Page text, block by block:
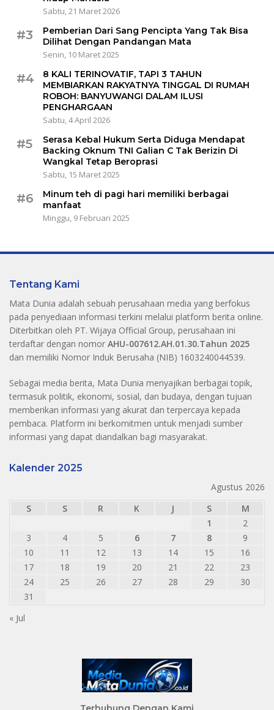
Sabtu, 21 Maret 2026
#3
Pemberian Dari Sang Pencipta Yang Tak Bisa
Dilihat Dengan Pandangan Mata
Senin, 10 Maret 2025
#4
8 KALI TERINOVATIF, TAPI 3 TAHUN
MEMBIARKAN RAKYATNYA TINGGAL DI RUMAH
ROBOH: BANYUWANGI DALAM ILUSI
PENGHARGAAN
Sabtu, 4 April 2026
#5
Serasa Kebal Hukum Serta Diduga Mendapat
Backing Oknum TNI Galian C Tak Berizin Di
Wangkal Tetap Beroprasi
Sabtu, 15 Maret 2025
#6
Minum teh di pagi hari memiliki berbagai
manfaat
Minggu, 9 Februari 2025
Tentang Kami
Mata Dunia adalah sebuah perusahaan media yang berfokus
pada penyediaan informasi terkini melalui platform berita online.
Diterbitkan oleh PT. Wijaya Official Group, perusahaan ini
terdaftar dengan nomor AHU-007612.AH.01.30.Tahun 2025
dan memiliki Nomor Induk Berusaha (NIB) 1603240044539.
Sebagai media berita, Mata Dunia menyajikan berbagai topik,
termasuk politik, ekonomi, sosial, dan budaya, dengan tujuan
memberikan informasi yang akurat dan terpercaya kepada
pembaca. Platform ini berkomitmen untuk menjadi sumber
informasi yang dapat diandalkan bagi masyarakat.
Kalender 2025
Agustus 2026
S
S R K J S
M
1
2
3
4 5 6 7 8
9
10
11 12 13 14 15
16
17
18 19 20 21 22
23
24
25 26 27 28 29
30
31
« Jul